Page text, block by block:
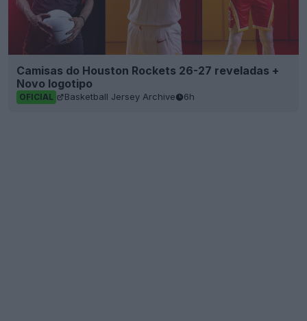
Camisas do Houston Rockets 26-27 reveladas +
Novo logotipo
OFICIAL Basketball Jersey Archive 6h